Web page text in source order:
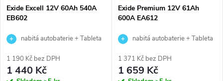
p
r
o
p
r
Exide Excell 12V 60Ah 540A
EB602
nabitá autobaterie + Tableta
výkup staré baterie při doručení
nebo v prodejně Jinočany
1 190 Kč bez DPH
1 440 Kč
Exide Premium 12V 61Ah
600A EA612
nabitá autobaterie + Tableta
výkup staré baterie při doručení
nebo v prodejně Jinočany
1 371 Kč bez DPH
1 659 Kč